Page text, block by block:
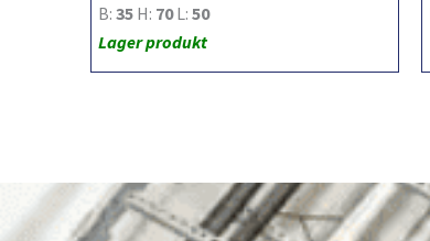
B: 35 H: 70L: 50
Lager produkt